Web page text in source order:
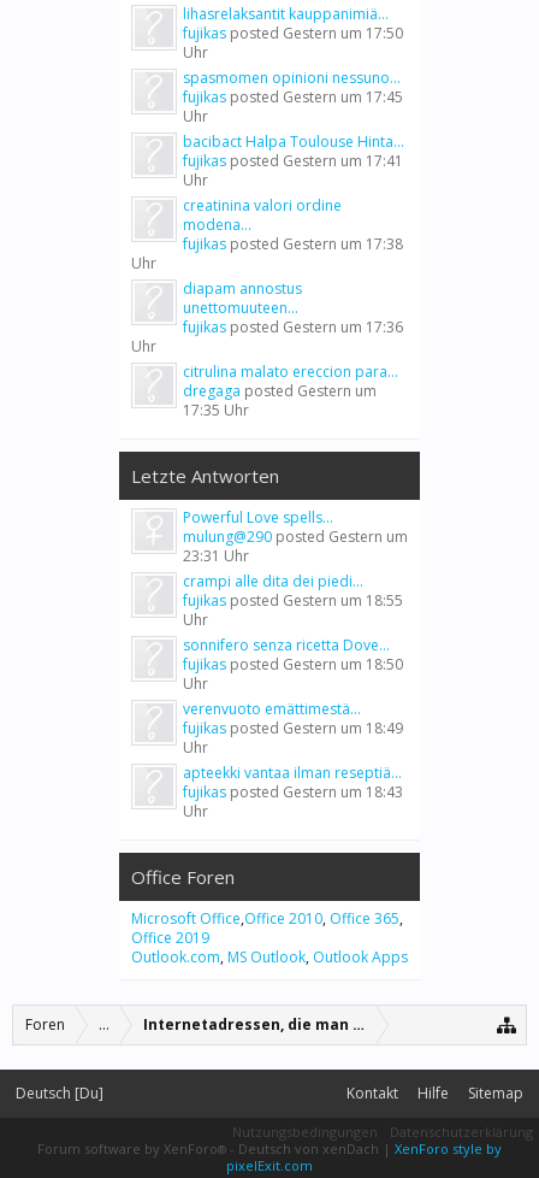
lihasrelaksantit kauppanimiä...
fujikas posted Gestern um 17:50
Uhr
spasmomen opinioni nessuno...
fujikas posted Gestern um 17:45
Uhr
bacibact Halpa Toulouse Hinta...
fujikas posted Gestern um 17:41
Uhr
creatinina valori ordine
modena...
fujikas posted Gestern um 17:38
Uhr
diapam annostus
unettomuuteen...
fujikas posted Gestern um 17:36
Uhr
citrulina malato ereccion para...
dregaga posted Gestern um
17:35 Uhr
Letzte Antworten
Powerful Love spells...
mulung@290 posted Gestern um
23:31 Uhr
crampi alle dita dei piedi...
fujikas posted Gestern um 18:55
Uhr
sonnifero senza ricetta Dove...
fujikas posted Gestern um 18:50
Uhr
verenvuoto emättimestä...
fujikas posted Gestern um 18:49
Uhr
apteekki vantaa ilman reseptiä...
fujikas posted Gestern um 18:43
Uhr
Office Foren
Microsoft Office,Office 2010, Office 365,
Office 2019
Outlook.com, MS Outlook, Outlook Apps
Foren ... Internetadressen, die man einfach kennen muss.
Deutsch [Du] Kontakt Hilfe Sitemap
Nutzungsbedingungen
Datenschutzerklärung
Forum software by XenForo® - Deutsch von xenDach | XenForo style by
pixelExit.com